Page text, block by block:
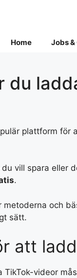
Home Jobs &
du
plattform för
vill spara eller
.
metoderna och
sätt.
att
TikTok-videor